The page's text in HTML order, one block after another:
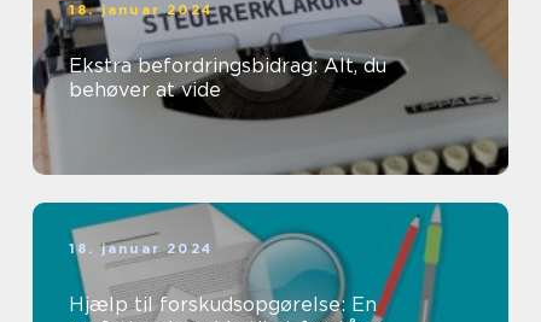
18. januar 2024
Ekstra befordringsbidrag: Alt, du
behøver at vide
18. januar 2024
Hjælp til forskudsopgørelse: En